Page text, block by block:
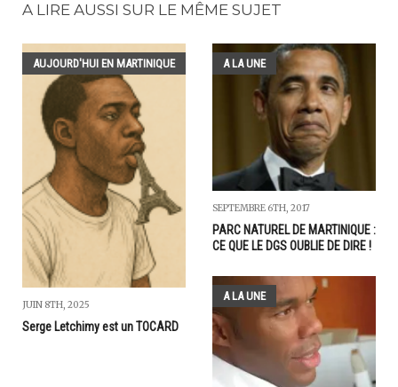
A LIRE AUSSI SUR LE MÊME SUJET
AUJOURD'HUI EN MARTINIQUE
JUIN 8TH, 2025
Serge Letchimy est un TOCARD
A LA UNE
SEPTEMBRE 6TH, 2017
PARC NATUREL DE MARTINIQUE :
CE QUE LE DGS OUBLIE DE DIRE !
A LA UNE